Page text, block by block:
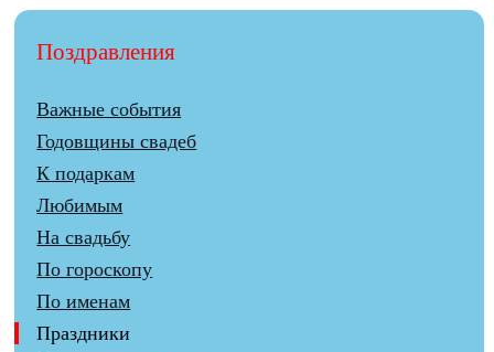
Поздравления
Важные события
Годовщины свадеб
К подаркам
Любимым
На свадьбу
По гороскопу
По именам
Праздники